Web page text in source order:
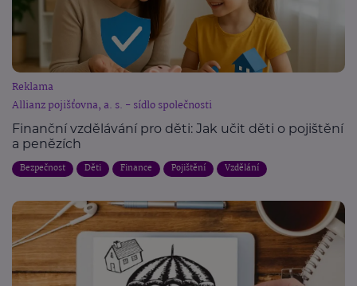
Reklama
Allianz pojišťovna, a. s. - sídlo společnosti
Finanční vzdělávání pro děti: Jak učit děti o pojištění
a penězích
Bezpečnost Děti Finance Pojištění Vzdělání